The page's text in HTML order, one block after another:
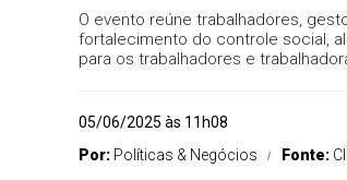
O evento reúne trabalhadores,
fortalecimento do controle social,
para os trabalhadores e
05/06/2025 às 11h08
Por: Políticas & Negócios Fonte: